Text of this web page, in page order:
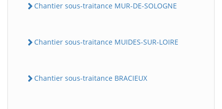
Chantier sous-traitance MUR-DE-SOLOGNE
Chantier sous-traitance MUIDES-SUR-LOIRE
Chantier sous-traitance BRACIEUX